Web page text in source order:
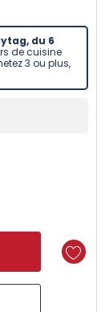
du 6
de cuisine
3 ou plus,